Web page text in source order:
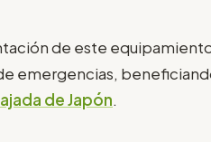
de este
emergencias,
de Japón.